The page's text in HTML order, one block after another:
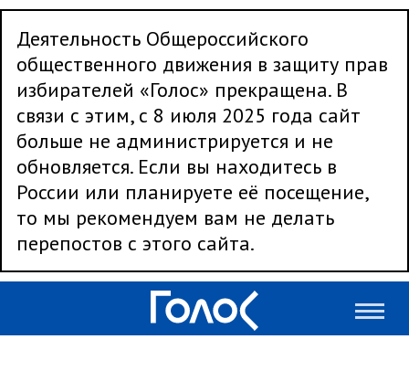
Деятельность Общероссийского
общественного движения в защиту прав
избирателей «Голос» прекращена. В
связи с этим, с 8 июля 2025 года сайт
больше не администрируется и не
обновляется. Если вы находитесь в
России или планируете её посещение,
то мы рекомендуем вам не делать
перепостов с этого сайта.